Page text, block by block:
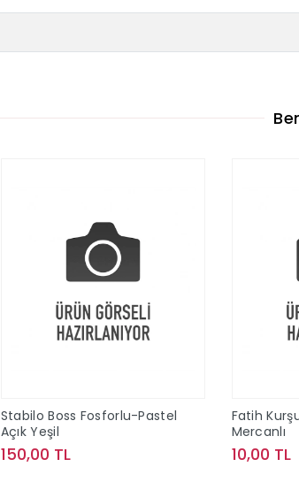
Stabilo Boss Fosforlu-Pastel
Açık Yeşil
150,00 TL
Fatih
Mercanlı
10,00 TL